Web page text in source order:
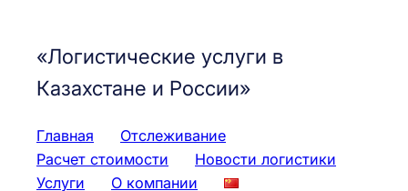
«Логистические услуги в
Казахстане и России»
Главная
Отслеживание
Расчет стоимости
Новости логистики
Услуги
О компании